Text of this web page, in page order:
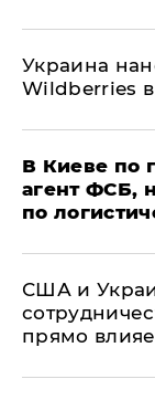
Украина
Wildberries
В Киеве по
агент ФСБ,
по
США и
прямо